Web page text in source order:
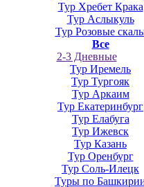
Тур Хребет Крака
Тур Аслыкуль
Тур Розовые
Все
2-3 Дневные
Тур Иремель
Тур Тургояк
Тур Аркаим
Тур Екатеринбург
Тур Елабуга
Тур Ижевск
Тур Казань
Тур Оренбург
Тур Соль-Илецк
Туры по